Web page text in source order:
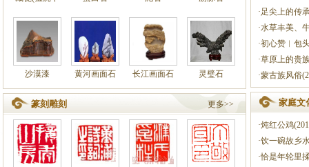
沙漠漆 黄河画面石 长江画面石 灵璧石
篆刻雕刻 更多>>
·足尖上的传
·水草丰美、
·初心赞︱包
·草原上的贵
·蒙古族风俗
家庭文
·炖红公鸡
·饮一碗故乡
·恰是年轮里